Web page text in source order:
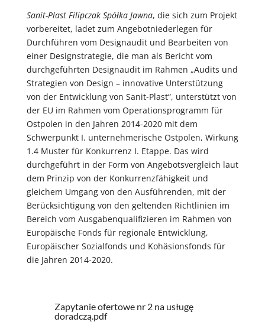
Sanit-Plast Filipczak Spółka Jawna, die sich zum Projekt
vorbereitet, ladet zum Angebotniederlegen für
Durchführen vom Designaudit und Bearbeiten von
einer Designstrategie, die man als Bericht vom
durchgeführten Designaudit im Rahmen „Audits und
Strategien von Design – innovative Unterstützung
von der Entwicklung von Sanit-Plast“, unterstützt von
der EU im Rahmen vom Operationsprogramm für
Ostpolen in den Jahren 2014-2020 mit dem
Schwerpunkt I. unternehmerische Ostpolen, Wirkung
1.4 Muster für Konkurrenz I. Etappe. Das wird
durchgeführt in der Form von Angebotsvergleich laut
dem Prinzip von der Konkurrenzfähigkeit und
gleichem Umgang von den Ausführenden, mit der
Berücksichtigung von den geltenden Richtlinien im
Bereich vom Ausgabenqualifizieren im Rahmen von
Europäische Fonds für regionale Entwicklung,
Europäischer Sozialfonds und Kohäsionsfonds für
die Jahren 2014-2020.
Zapytanie ofertowe nr 2 na usługę
doradczą.pdf